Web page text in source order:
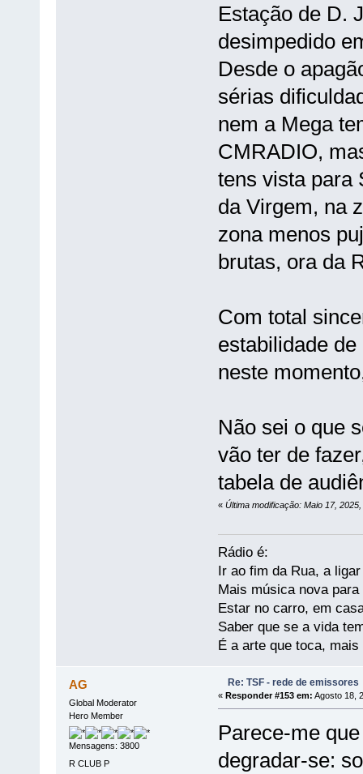
Estação de D.
desimpedido
Desde o
sérias
nem a Mega
CMRADIO,
tens vista para
da Virgem, na
zona menos
brutas, ora da
Com total
estabilidade
neste
Não sei o que
vão ter de
tabela de
« Última modificação: Maio 17,
Rádio é:
Ir ao fim da Rua, a
Mais música nova
Estar no carro, em
Saber que se a vida
É a arte que toca,
AG
Global Moderator
Hero Member
Mensagens: 3800
R CLUB P
Re: TSF - rede de emissores
« Responder #153 em: Agosto 18,
Parece-me
degradar-se: